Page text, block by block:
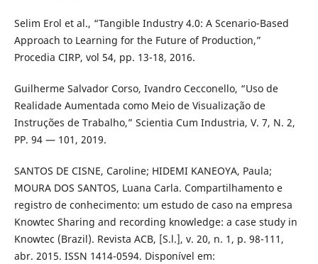
Selim Erol et al., “Tangible Industry 4.0: A Scenario-Based
Approach to Learning for the Future of Production,”
Procedia CIRP, vol 54, pp. 13-18, 2016.
Guilherme Salvador Corso, Ivandro Cecconello, “Uso de
Realidade Aumentada como Meio de Visualização de
Instruções de Trabalho,” Scientia Cum Industria, V. 7, N. 2,
PP. 94 — 101, 2019.
SANTOS DE CISNE, Caroline; HIDEMI KANEOYA, Paula;
MOURA DOS SANTOS, Luana Carla. Compartilhamento e
registro de conhecimento: um estudo de caso na empresa
Knowtec Sharing and recording knowledge: a case study in
Knowtec (Brazil). Revista ACB, [S.l.], v. 20, n. 1, p. 98-111,
abr. 2015. ISSN 1414-0594. Disponível em: